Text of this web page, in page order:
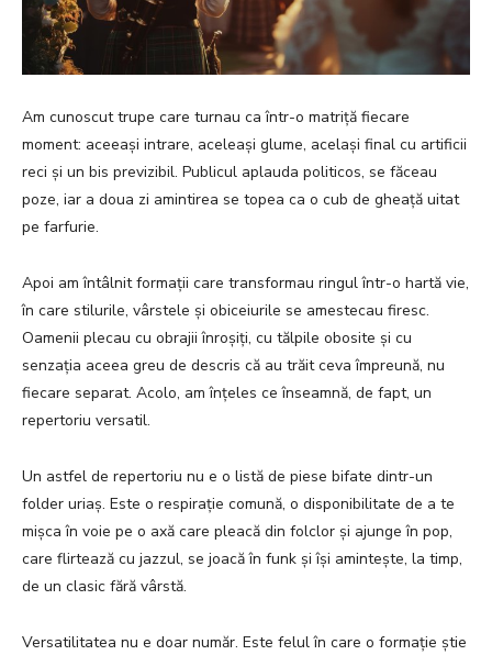
Am cunoscut trupe care turnau ca într-o matriță fiecare
moment: aceeași intrare, aceleași glume, același final cu artificii
reci și un bis previzibil. Publicul aplauda politicos, se făceau
poze, iar a doua zi amintirea se topea ca o cub de gheață uitat
pe farfurie.
Apoi am întâlnit formații care transformau ringul într-o hartă vie,
în care stilurile, vârstele și obiceiurile se amestecau firesc.
Oamenii plecau cu obrajii înroșiți, cu tălpile obosite și cu
senzația aceea greu de descris că au trăit ceva împreună, nu
fiecare separat. Acolo, am înțeles ce înseamnă, de fapt, un
repertoriu versatil.
Un astfel de repertoriu nu e o listă de piese bifate dintr-un
folder uriaș. Este o respirație comună, o disponibilitate de a te
mișca în voie pe o axă care pleacă din folclor și ajunge în pop,
care flirtează cu jazzul, se joacă în funk și își amintește, la timp,
de un clasic fără vârstă.
Versatilitatea nu e doar număr. Este felul în care o formație știe